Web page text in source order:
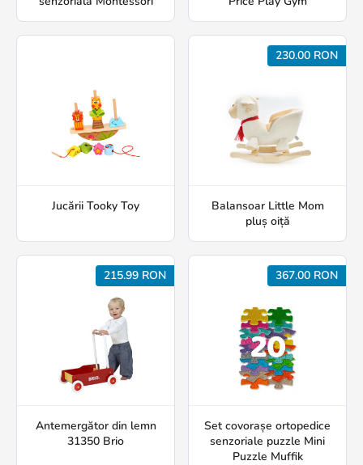
Jucării Tooky Toy
230.00 RON
Balansoar Little Mom
pluș oiță
215.99 RON
Antemergător din lemn
31350 Brio
367.00 RON
Set covorașe ortopedice
senzoriale puzzle Mini
Puzzle Muffik